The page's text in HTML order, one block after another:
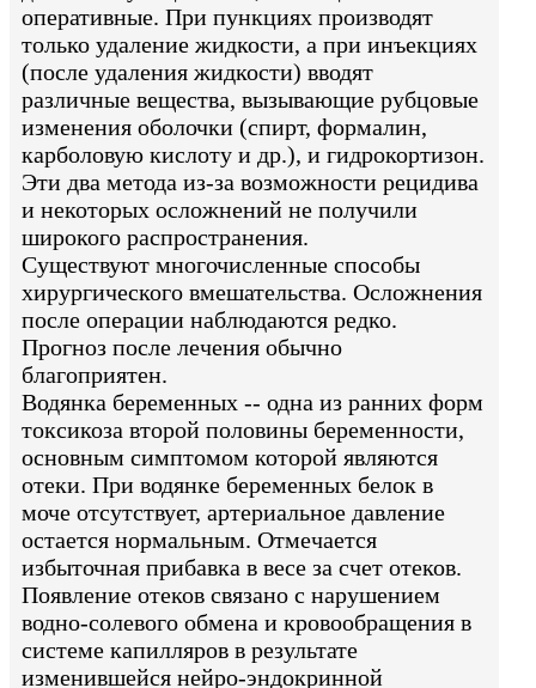
оперативные. При пункциях производят
только удаление жидкости, а при инъекциях
(после удаления жидкости) вводят
различные вещества, вызывающие рубцовые
изменения оболочки (спирт, формалин,
карболовую кислоту и др.), и гидрокортизон.
Эти два метода из-за возможности рецидива
и некоторых осложнений не получили
широкого распространения.
Существуют многочисленные способы
хирургического вмешательства. Осложнения
после операции наблюдаются редко.
Прогноз после лечения обычно
благоприятен.
Водянка беременных -- одна из ранних форм
токсикоза второй половины беременности,
основным симптомом которой являются
отеки. При водянке беременных белок в
моче отсутствует, артериальное давление
остается нормальным. Отмечается
избыточная прибавка в весе за счет отеков.
Появление отеков связано с нарушением
водно-солевого обмена и кровообращения в
системе капилляров в результате
изменившейся нейро-эндокринной